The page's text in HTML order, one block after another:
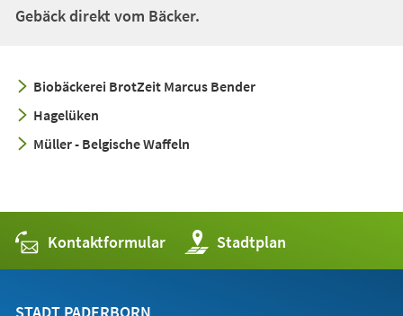
Gebäck direkt vom Bäcker.
Biobäckerei BrotZeit Marcus Bender
Hagelüken
Müller - Belgische Waffeln
Kontaktformular Stadtplan
(Öffnet
in
einem
STADT PADERBORN